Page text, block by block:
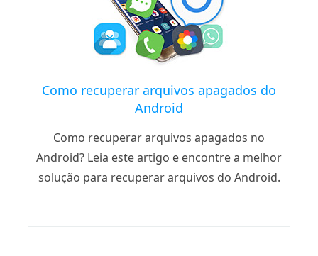
Como recuperar arquivos apagados do
Android
Como recuperar arquivos apagados no
Android? Leia este artigo e encontre a melhor
solução para recuperar arquivos do Android.